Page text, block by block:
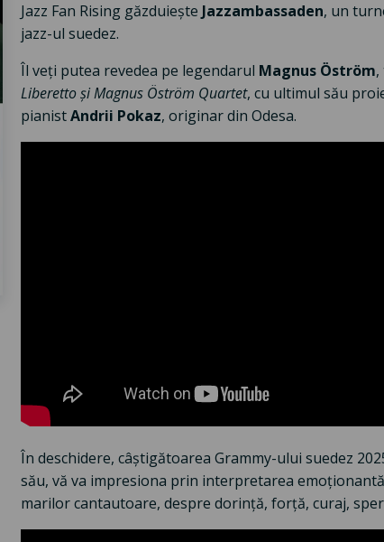
Jazz Fan Rising găzduiește Jazzambassaden, un
jazz-ul suedez.
Îl veți putea revedea pe legendarul Magnus Öström
Liberetto și Magnus Öström Quartet, cu ultimul său
pianistAndrii Pokaz, originar din Odesa.
În deschidere, câștigătoarea Grammy-ului suedez
său, vă va impresiona prin interpretarea
marilor cantautoare, despre dorință, forță, curaj,